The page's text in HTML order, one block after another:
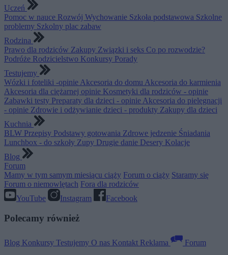
Uczeń
Pomoc w nauce Rozwój Wychowanie Szkoła podstawowa Szkolne
problemy Szkolny plac zabaw
Rodzina
Prawo dla rodziców Zakupy Związki i seks Co po rozwodzie?
Podróże Rodzicielstwo Konkursy Porady
Testujemy
Wózki i foteliki -opinie Akcesoria do domu Akcesoria do karmienia
Akcesoria dla ciężarnej opinie Kosmetyki dla rodziców - opinie
Zabawki testy Preparaty dla dzieci - opinie Akcesoria do pielęgnacji
- opinie Zdrowie i odżywianie dzieci - produkty Zakupy dla dzieci
Kuchnia
BLW Przepisy Podstawy gotowania Zdrowe jedzenie Śniadania
Lunchbox - do szkoły Zupy Drugie danie Desery Kolacje
Blog
Forum
Mamy w tym samym miesiącu ciąży Forum o ciąży Staramy się
Forum o niemowlętach Fora dla rodziców
YouTube
Instagram Facebook
Polecamy również
Blog Konkursy Testujemy O nas Kontakt Reklama
Forum